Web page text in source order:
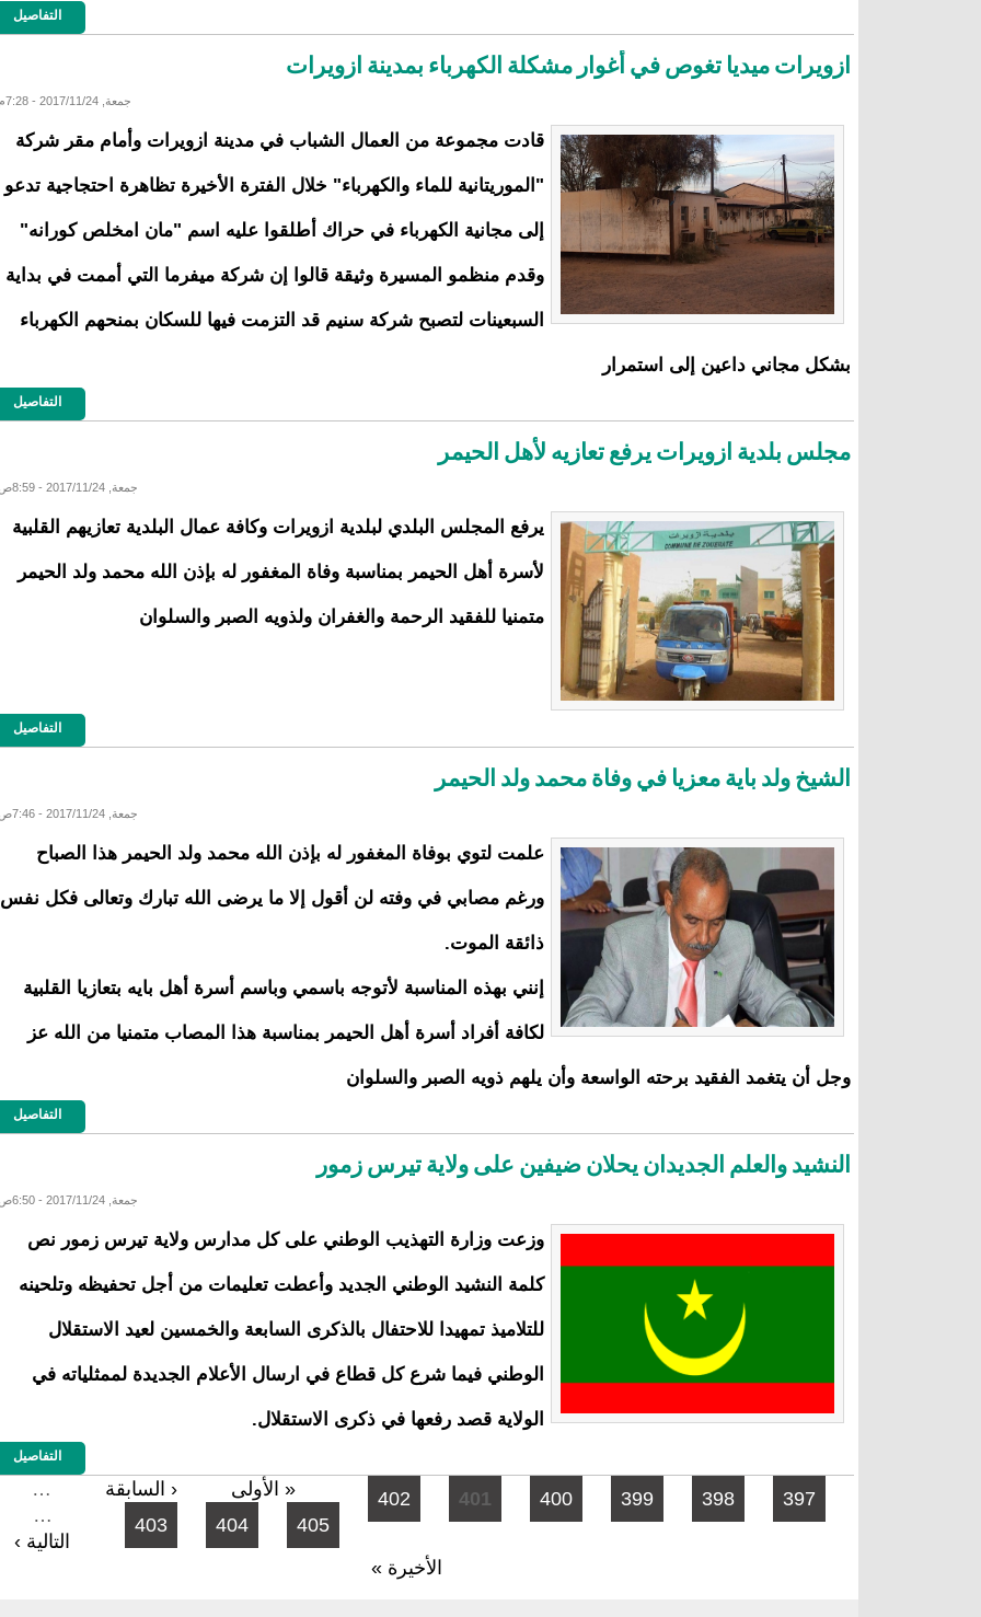
التفاصيل
ازويرات ميديا تغوص في أغوار مشكلة الكهرباء بمدينة ازويرات
جمعة, 2017/11/24 - 7:28م
قادت مجموعة من العمال الشباب في مدينة ازويرات وأمام مقر شركة
"الموريتانية للماء والكهرباء" خلال الفترة الأخيرة تظاهرة احتجاجية تدعو
إلى مجانية الكهرباء في حراك أطلقوا عليه اسم "مان امخلص كورانه"
وقدم منظمو المسيرة وثيقة قالوا إن شركة ميفرما التي أممت في بداية
السبعينات لتصبح شركة سنيم قد التزمت فيها للسكان بمنحهم الكهرباء
بشكل مجاني داعين إلى استمرار
التفاصيل
مجلس بلدية ازويرات يرفع تعازيه لأهل الحيمر
جمعة, 2017/11/24 - 8:59ص
يرفع المجلس البلدي لبلدية ازويرات وكافة عمال البلدية تعازيهم القلبية
لأسرة أهل الحيمر بمناسبة وفاة المغفور له بإذن الله محمد ولد الحيمر
متمنيا للفقيد الرحمة والغفران ولذويه الصبر والسلوان
التفاصيل
الشيخ ولد باية معزيا في وفاة محمد ولد الحيمر
جمعة, 2017/11/24 - 7:46ص
علمت لتوي بوفاة المغفور له بإذن الله محمد ولد الحيمر هذا الصباح
ورغم مصابي في وفته لن أقول إلا ما يرضى الله تبارك وتعالى فكل نفس
ذائقة الموت.
إنني بهذه المناسبة لأتوجه باسمي وباسم أسرة أهل بايه بتعازيا القلبية
لكافة أفراد أسرة أهل الحيمر بمناسبة هذا المصاب متمنيا من الله عز
وجل أن يتغمد الفقيد برحته الواسعة وأن يلهم ذويه الصبر والسلوان
التفاصيل
النشيد والعلم الجديدان يحلان ضيفين على ولاية تيرس زمور
جمعة, 2017/11/24 - 6:50ص
وزعت وزارة التهذيب الوطني على كل مدارس ولاية تيرس زمور نص
كلمة النشيد الوطني الجديد وأعطت تعليمات من أجل تحفيظه وتلحينه
للتلاميذ تمهيدا للاحتفال بالذكرى السابعة والخمسين لعيد الاستقلال
الوطني فيما شرع كل قطاع في ارسال الأعلام الجديدة لممثلياته في
الولاية قصد رفعها في ذكرى الاستقلال.
التفاصيل
الصفحات « الأولى ‹ السابقة … 397
398
399
400
401
402
403
404 405
…
التالية ›
الأخيرة »